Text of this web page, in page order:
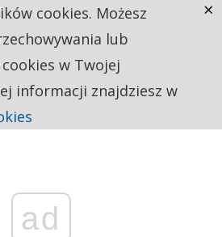
ad
cookies. Możesz
lub
w Twojej
informacji znajdziesz w
×